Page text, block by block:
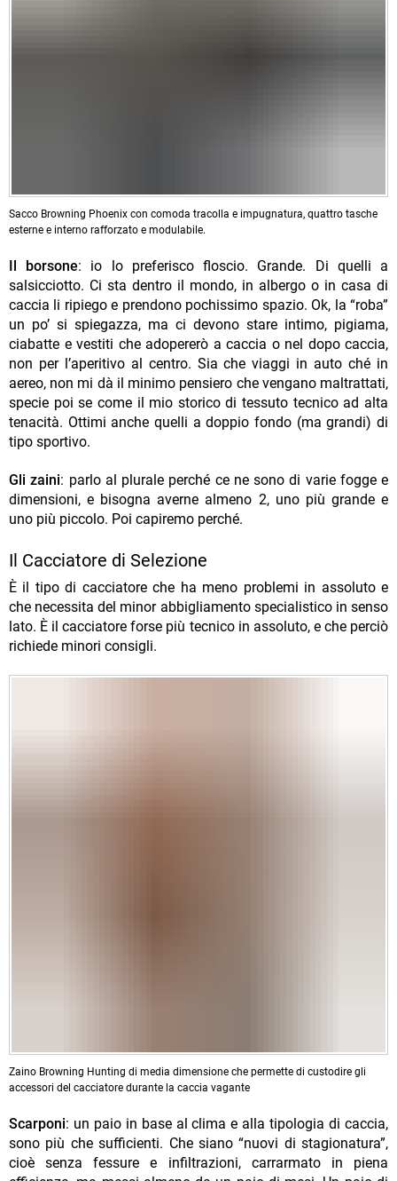
Sacco Browning Phoenix con comoda tracolla e impugnatura, quattro tasche
esterne e interno rafforzato e modulabile.
Il borsone: io lo preferisco floscio. Grande. Di quelli a
salsicciotto. Ci sta dentro il mondo, in albergo o in casa di
caccia li ripiego e prendono pochissimo spazio. Ok, la “roba”
un po’ si spiegazza, ma ci devono stare intimo, pigiama,
ciabatte e vestiti che adopererò a caccia o nel dopo caccia,
non per l’aperitivo al centro. Sia che viaggi in auto ché in
aereo, non mi dà il minimo pensiero che vengano maltrattati,
specie poi se come il mio storico di tessuto tecnico ad alta
tenacità. Ottimi anche quelli a doppio fondo (ma grandi) di
tipo sportivo.
Gli zaini: parlo al plurale perché ce ne sono di varie fogge e
dimensioni, e bisogna averne almeno 2, uno più grande e
uno più piccolo. Poi capiremo perché.
Il Cacciatore di Selezione
È il tipo di cacciatore che ha meno problemi in assoluto e
che necessita del minor abbigliamento specialistico in senso
lato. È il cacciatore forse più tecnico in assoluto, e che perciò
richiede minori consigli.
Zaino Browning Hunting di media dimensione che permette di custodire gli
accessori del cacciatore durante la caccia vagante
Scarponi: un paio in base al clima e alla tipologia di caccia,
sono più che sufficienti. Che siano “nuovi di stagionatura”,
cioè senza fessure e infiltrazioni, carrarmato in piena